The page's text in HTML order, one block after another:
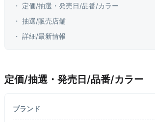
・ 定価/抽選・発売日/品番/カラー
・ 抽選/販売店舗
・ 詳細/最新情報
定価/抽選・発売日/品番/カラー
ブランド